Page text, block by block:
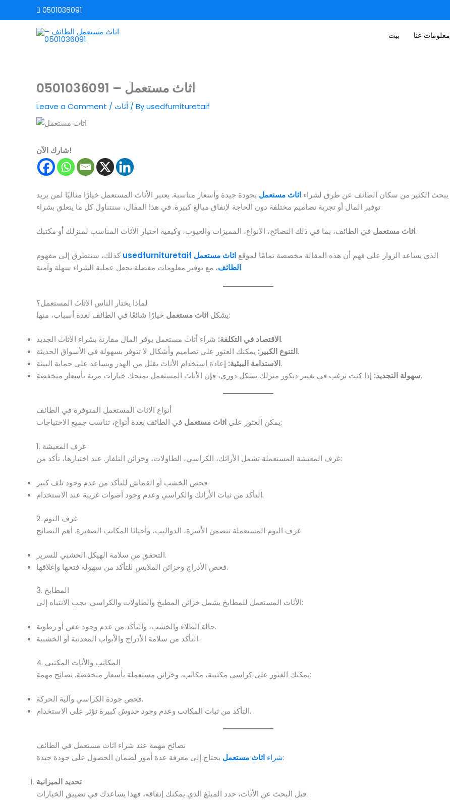
0501036091
بيت معلومات عنا
اثاث مستعمل – 0501036091
Leave a Comment / أثاث / Byusedfurnituretaif
شارك الآن!
يبحث الكثير من سكان الطائف عن طرق لشراء اثاث مستعمل بجودة جيدة وأسعار مناسبة. يعتبر الأثاث المستعمل خيارًا مثاليًا لمن يريد
توفير المال أو تجربة تصاميم مختلفة دون الحاجة لإنفاق مبالغ كبيرة. في هذا المقال، سنتناول كل ما يتعلق بشراء
اثاث مستعملفي الطائف، بما في ذلك النصائح، الأنواع، المميزات والعيوب، وكيفية اختيار الأثاث المناسب لمنزلك أو مكتبك.
usedfurnituretaif الذي يساعد الزوار على فهم أن هذه المقالة مخصصة تمامًا لموقع اثاث مستعمل
الطائف، مع توفير معلومات مفصلة تجعل عملية الشراء سهلة وآمنة.
لماذا يختار الناس الاثاث المستعمل؟
يشكل اثاث مستعمل خيارًا شائعًا في الطائف لعدة أسباب، منها:
الاقتصاد في التكلفة:شراء أثاث مستعمل يوفر المال مقارنة بشراء الأثاث الجديد.
التنوع الكبير:يمكنك العثور على تصاميم وأشكال لا تتوفر بسهولة في الأسواق الحديثة.
الاستدامة البيئية:إعادة استخدام الأثاث يقلل من الهدر ويساعد على حماية البيئة.
سهولة التجديد:إذا كنت ترغب في تغيير ديكور منزلك بشكل دوري، فإن الأثاث المستعمل يمنحك خيارات مرنة بأسعار منخفضة.
أنواع الاثاث المستعمل المتوفرة في الطائف
يمكن العثور على اثاث مستعمل في الطائف بعدة أنواع، تناسب جميع الاحتياجات:
1. غرف المعيشة
غرف المعيشة المستعملة تشمل الأرائك، الكراسي، الطاولات، وخزائن التلفاز. عند اختيارها، تأكد من:
فحص الخشب أو القماش للتأكد من عدم وجود تلف كبير.
التأكد من ثبات الأرائك والكراسي وعدم وجود أصوات غريبة عند الاستخدام.
2. غرف النوم
غرف النوم المستعملة تتضمن الأسرة، الدواليب، وأحيانًا المكاتب الصغيرة. أهم النصائح:
التحقق من سلامة الهيكل الخشبي للسرير.
فحص الأدراج وخزائن الملابس للتأكد من سهولة فتحها وإغلاقها.
3. المطابخ
الأثاث المستعمل للمطابخ يشمل خزائن المطبخ والطاولات والكراسي. يجب الانتباه إلى:
حالة الطلاء والخشب، والتأكد من عدم وجود عفن أو رطوبة.
التأكد من سلامة الأدراج والأبواب المعدنية أو الخشبية.
4. المكاتب والأثاث المكتبي
يمكنك العثور على كراسي مكتبية، مكاتب، وخزائن مستعملة بأسعار منخفضة. نصائح مهمة:
فحص جودة الكراسي وآلية الحركة.
التأكد من ثبات المكاتب وعدم وجود خدوش كبيرة تؤثر على الاستخدام.
نصائح مهمة عند شراء اثاث مستعمل في الطائف
شراء اثاث مستعمل يحتاج إلى معرفة عدة أمور لضمان الحصول على جودة جيدة:
تحديد الميزانية
قبل البحث عن الأثاث، حدد المبلغ الذي يمكنك إنفاقه، فهذا يساعدك في تضييق الخيارات.